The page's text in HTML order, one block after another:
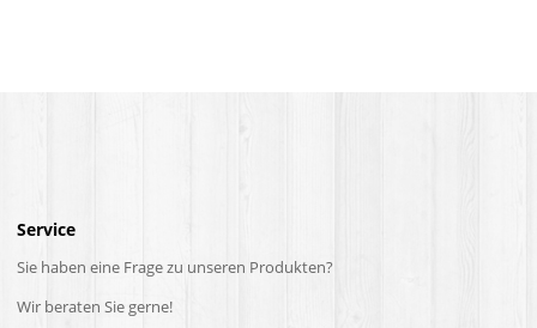
Service
Sie haben eine Frage zu unseren Produkten?
Wir beraten Sie gerne!